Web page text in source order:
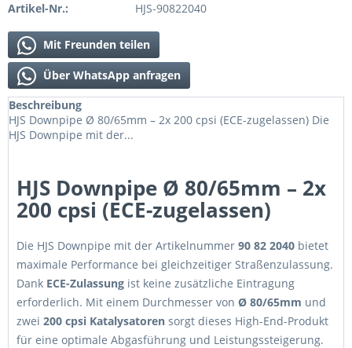
Artikel-Nr.:
HJS-90822040
Mit Freunden teilen
Über WhatsApp anfragen
Beschreibung
HJS Downpipe Ø 80/65mm – 2x 200 cpsi (ECE-zugelassen) Die
HJS Downpipe mit der...
HJS Downpipe Ø 80/65mm – 2x
200 cpsi (ECE-zugelassen)
Die HJS Downpipe mit der Artikelnummer 90 82 2040 bietet
maximale Performance bei gleichzeitiger Straßenzulassung.
Dank ECE-Zulassung ist keine zusätzliche Eintragung
erforderlich. Mit einem Durchmesser von Ø 80/65mm und
zwei 200 cpsi Katalysatoren sorgt dieses High-End-Produkt
für eine optimale Abgasführung und Leistungssteigerung.